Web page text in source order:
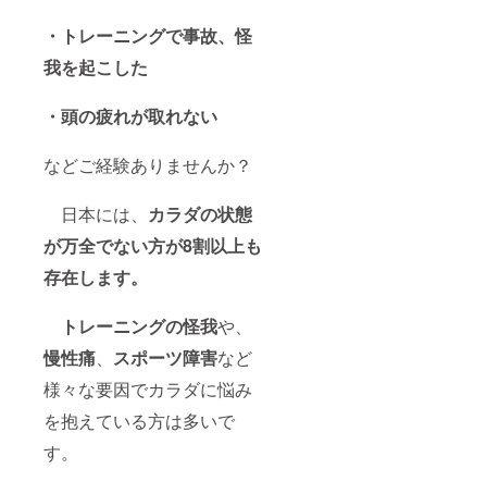
・トレーニングで事故、怪
我を起こした
・頭の疲れが取れない
などご経験ありませんか？
日本には、 カラダの状態
が万全でない方が8割以上も
存在します。
トレーニングの怪我や、
慢性痛、 スポーツ障害など
様々な要因でカラダに悩み
を抱えている方は多いで
す。